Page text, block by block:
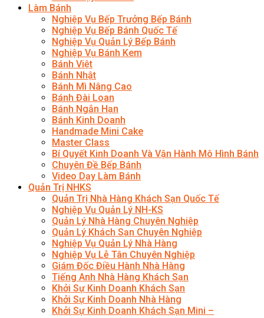
Làm Bánh
Nghiệp Vụ Bếp Trưởng Bếp Bánh
Nghiệp Vụ Bếp Bánh Quốc Tế
Nghiệp Vụ Quản Lý Bếp Bánh
Nghiệp Vụ Bánh Kem
Bánh Việt
Bánh Nhật
Bánh Mì Nâng Cao
Bánh Đài Loan
Bánh Ngắn Hạn
Bánh Kinh Doanh
Handmade Mini Cake
Master Class
Bí Quyết Kinh Doanh Và Vận Hành Mô Hình Bánh
Chuyên Đề Bếp Bánh
Video Dạy Làm Bánh
Quản Trị NHKS
Quản Trị Nhà Hàng Khách Sạn Quốc Tế
Nghiệp Vụ Quản Lý NH-KS
Quản Lý Nhà Hàng Chuyên Nghiệp
Quản Lý Khách Sạn Chuyên Nghiệp
Nghiệp Vụ Quản Lý Nhà Hàng
Nghiệp Vụ Lễ Tân Chuyên Nghiệp
Giám Đốc Điều Hành Nhà Hàng
Tiếng Anh Nhà Hàng Khách Sạn
Khởi Sự Kinh Doanh Khách Sạn
Khởi Sự Kinh Doanh Nhà Hàng
Khởi Sự Kinh Doanh Khách Sạn Mini –